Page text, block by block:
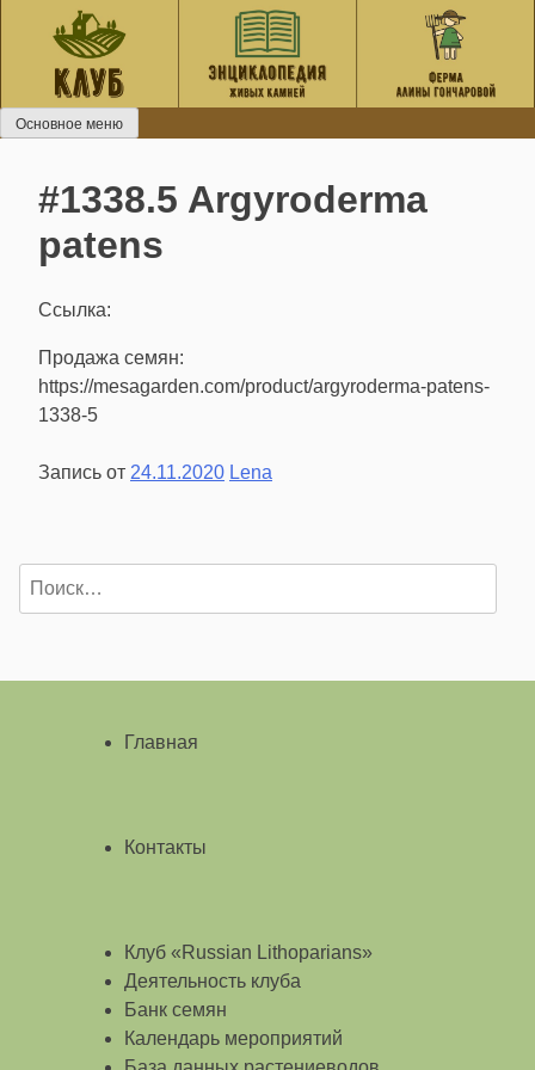
содержанию
Основное меню
#1338.5 Argyroderma
patens
Ссылка:
Продажа семян:
https://mesagarden.com/product/argyroderma-patens-
1338-5
Запись от 24.11.2020 Lena
Найти:
Главная
Контакты
Клуб «Russian Lithoparians»
Деятельность клуба
Банк семян
Календарь мероприятий